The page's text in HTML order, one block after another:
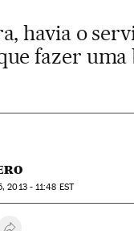
havia o
fazer uma
2013 - 11:48 EST